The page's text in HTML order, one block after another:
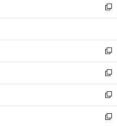
く
で
開
ド
ウ
開
く
ィ
ン
ウ
で
開
く
い
ウ
ン
ド
ウ
で
開
く
新
し
ウ
ィ
ン
ド
ウ
で
開
く
新
し
い
ウ
ィ
ン
ド
新
し
い
ウ
ィ
新
し
い
新